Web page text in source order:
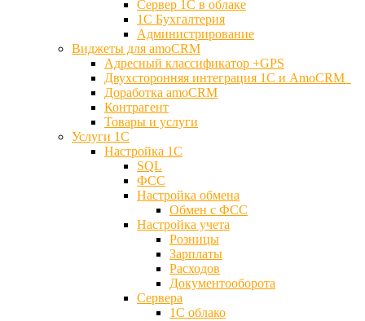
Сервер 1С в облаке
1С Бухгалтерия
Администрирование
Виджеты для amoCRM
Адресный классификатор +GPS
Двухсторонняя интеграция 1С и AmoCRM
Доработка amoCRM
Контрагент
Товары и услуги
Услуги 1С
Настройка 1С
SQL
ФСС
Настройка обмена
Обмен с ФСС
Настройка учета
Розницы
Зарплаты
Расходов
Документооборота
Сервера
1С облако